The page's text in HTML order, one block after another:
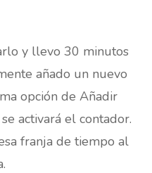
y llevo 30 minutos
añado un nuevo
opción de Añadir
activará el contador.
franja de tiempo al